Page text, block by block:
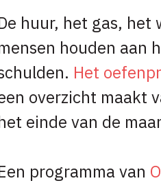
huur, het gas, het
houden aan
Het
overzicht maakt
einde van de
programma van